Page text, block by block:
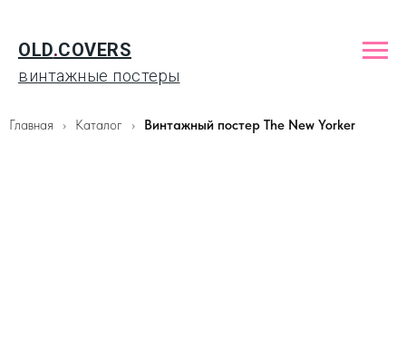
OLD.COVERS
винтажные постеры
Главная Каталог Винтажный постер The New Yorker